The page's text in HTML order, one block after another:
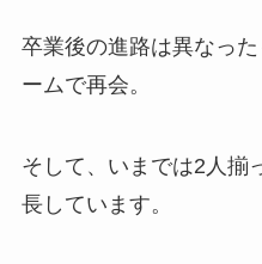
卒業後の進路は異なっ
ームで再会。
そして、いまでは2人揃
長しています。